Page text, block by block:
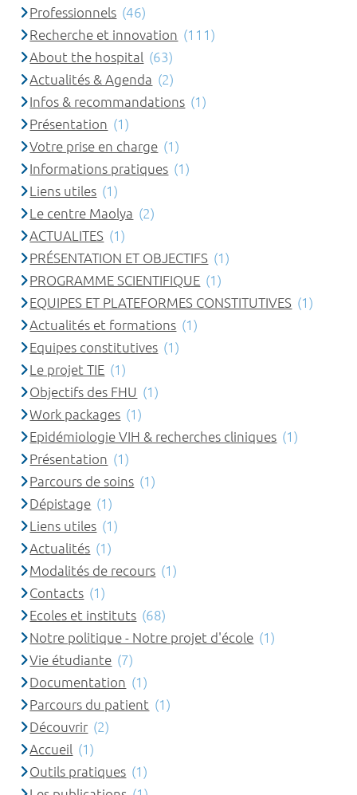
Professionnels (46)
Recherche et innovation (111)
About the hospital (63)
Actualités & Agenda (2)
Infos & recommandations (1)
Présentation (1)
Votre prise en charge (1)
Informations pratiques (1)
Liens utiles (1)
Le centre Maolya (2)
ACTUALITES (1)
PRÉSENTATION ET OBJECTIFS (1)
PROGRAMME SCIENTIFIQUE (1)
EQUIPES ET PLATEFORMES CONSTITUTIVES (1)
Actualités et formations (1)
Equipes constitutives (1)
Le projet TIE (1)
Objectifs des FHU (1)
Work packages (1)
Epidémiologie VIH & recherches cliniques (1)
Présentation (1)
Parcours de soins (1)
Dépistage (1)
Liens utiles (1)
Actualités (1)
Modalités de recours (1)
Contacts (1)
Ecoles et instituts (68)
Notre politique - Notre projet d'école (1)
Vie étudiante (7)
Documentation (1)
Parcours du patient (1)
Découvrir (2)
Accueil (1)
Outils pratiques (1)